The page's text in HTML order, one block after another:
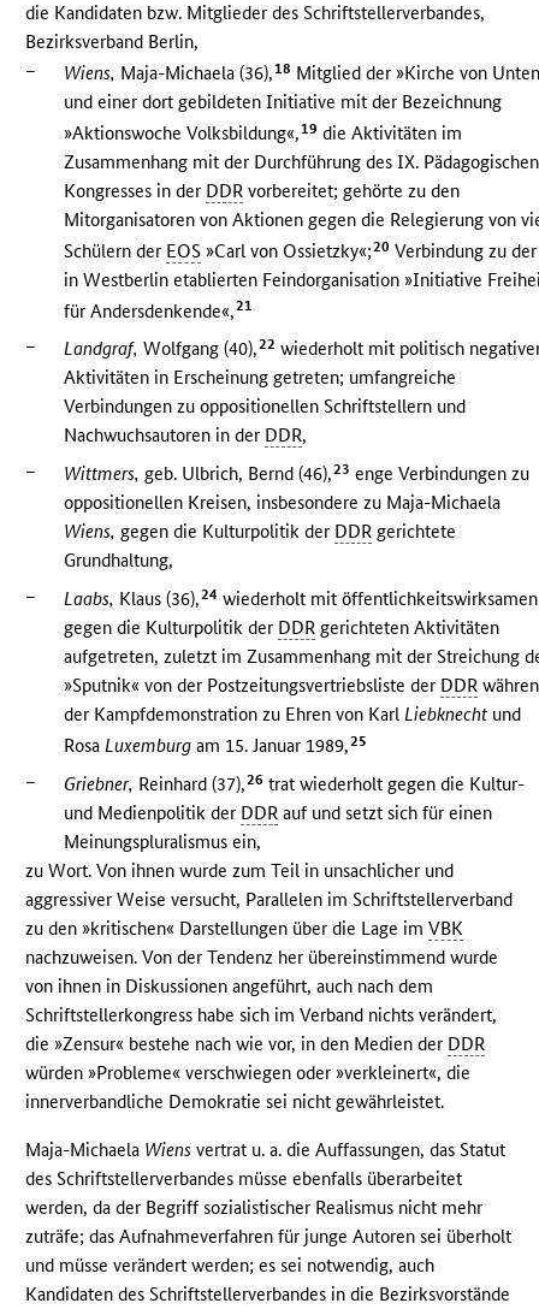
die Kandidaten bzw. Mitglieder des Schriftstellerverbandes,
Bezirksverband Berlin,
–
Wiens, Maja-Michaela (36),18 Mitglied der »Kirche von
und einer dort gebildeten Initiative mit der Bezeichnung
»Aktionswoche Volksbildung«,19 die Aktivitäten im
Zusammenhang mit der Durchführung des IX. Pädagogischen
Kongresses in der DDR vorbereitet; gehörte zu den
Mitorganisatoren von Aktionen gegen die Relegierung von
Schülern der EOS »Carl von Ossietzky«;20 Verbindung zu der
in Westberlin etablierten Feindorganisation »Initiative
für Andersdenkende«,21
– Landgraf, Wolfgang (40),22 wiederholt mit politisch
Aktivitäten in Erscheinung getreten; umfangreiche
Verbindungen zu oppositionellen Schriftstellern und
Nachwuchsautoren in der DDR,
–
Wittmers, geb. Ulbrich, Bernd (46),23 enge Verbindungen zu
oppositionellen Kreisen, insbesondere zu Maja-Michaela
Wiens, gegen die Kulturpolitik der DDR gerichtete
Grundhaltung,
–
Laabs, Klaus (36),24 wiederholt mit öffentlichkeitswirksamen
gegen die Kulturpolitik der DDR gerichteten Aktivitäten
aufgetreten, zuletzt im Zusammenhang mit der Streichung
»Sputnik« von der Postzeitungsvertriebsliste der DDR
der Kampfdemonstration zu Ehren von KarlLiebknecht und
Rosa Luxemburg am 15. Januar 1989,25
– Griebner, Reinhard (37),26 trat wiederholt gegen die Kultur-
und Medienpolitik der DDR auf und setzt sich für einen
Meinungspluralismus ein,
zu Wort. Von ihnen wurde zum Teil in unsachlicher und
aggressiver Weise versucht, Parallelen im Schriftstellerverband
zu den »kritischen« Darstellungen über die Lage imVBK
nachzuweisen. Von der Tendenz her übereinstimmend wurde
von ihnen in Diskussionen angeführt, auch nach dem
Schriftstellerkongress habe sich im Verband nichts verändert,
die »Zensur« bestehe nach wie vor, in den Medien der DDR
würden »Probleme« verschwiegen oder »verkleinert«, die
innerverbandliche Demokratie sei nicht gewährleistet.
Maja-Michaela Wiens vertrat u. a. die Auffassungen, das Statut
des Schriftstellerverbandes müsse ebenfalls überarbeitet
werden, da der Begriff sozialistischer Realismus nicht mehr
zuträfe; das Aufnahmeverfahren für junge Autoren sei überholt
und müsse verändert werden; es sei notwendig, auch
Kandidaten des Schriftstellerverbandes in die Bezirksvorstände